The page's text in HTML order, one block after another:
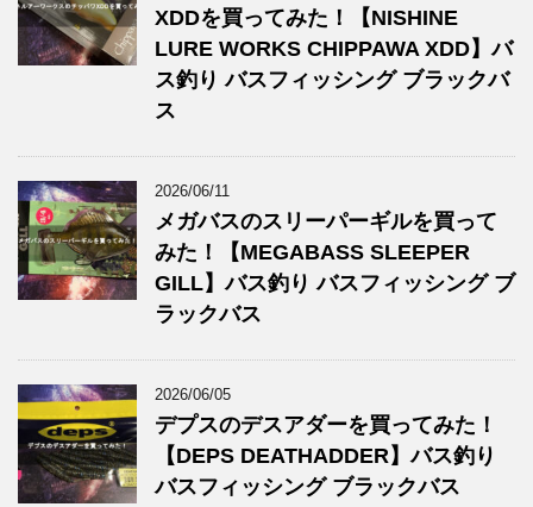
XDDを買ってみた！【NISHINE
LURE WORKS CHIPPAWA XDD】バ
ス釣り バスフィッシング ブラックバ
ス
2026/06/11
メガバスのスリーパーギルを買って
みた！【MEGABASS SLEEPER
GILL】バス釣り バスフィッシング ブ
ラックバス
2026/06/05
デプスのデスアダーを買ってみた！
【DEPS DEATHADDER】バス釣り
バスフィッシング ブラックバス